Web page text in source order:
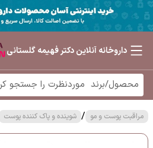
داروخانه آنلاین دکتر فهیمه گلستانی
مراقبت پوست و مو / شوینده و پاک کننده پوست